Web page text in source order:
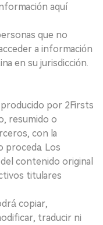
aquí
que no
a información
en su jurisdicción.
por 2Firsts
resumido o
con la
proceda. Los
contenido original
titulares
copiar,
traducir ni